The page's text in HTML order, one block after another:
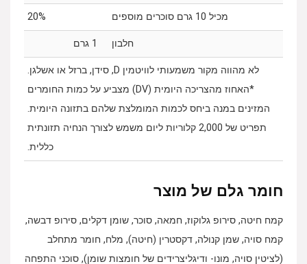
מכיל 10 גרם סוכרים מוספים ‎20%
חלבון 1 גרם
לא מהווה מקור משמעותי לוויטמין D, סידן, ברזל או אשלגן.
*האחוז מהצריכה היומית (DV) מצביע על כמות החומרים
המזינים במנה ביחס לכמות המומלצת שלהם בתזונה היומית.
תפריט של 2,000 קלוריות ליום משמש לצורך הנחיה תזונתית
כללית.
חומר גלם של מוצר
קמח חיטה, סירופ גלוקוז, חמאה, סוכר, שומן דקלים, סירופ דבשה,
קמח סויה, שמן קנולה, דקסטרין (חיטה), מלח, חומר מתחלב
(לציטין סויה, מונו- ודיגליצרידים של חומצות שומן), סוכני התפחה